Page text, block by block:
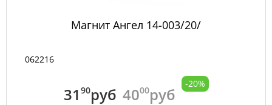
Магнит Ангел 14-003/20/
062216
31 90руб 4000руб
-20%